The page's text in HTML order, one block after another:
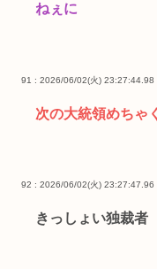
ねぇに
91 : 2026/06/02(火) 23:27:44.98
次の大統領めちゃ
92 : 2026/06/02(火) 23:27:47.96
きっしょい独裁者